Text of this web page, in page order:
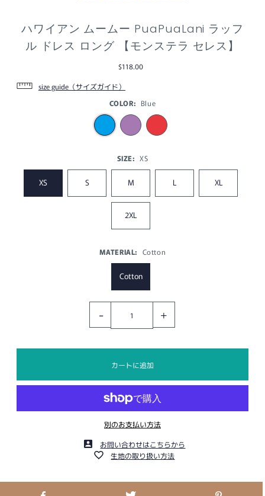
ハワイアン ムームー PuaPuaLani ラッフ
ル ドレス ロング 【モンステラ セレス】
$118.00
size guide（サイズガイド）
COLOR: Blue
SIZE: XS
XS S M L XL
2XL
MATERIAL: Cotton
Cotton
- +
別のお支払い方法
お問い合わせはこちらから
生地の取り扱い方法